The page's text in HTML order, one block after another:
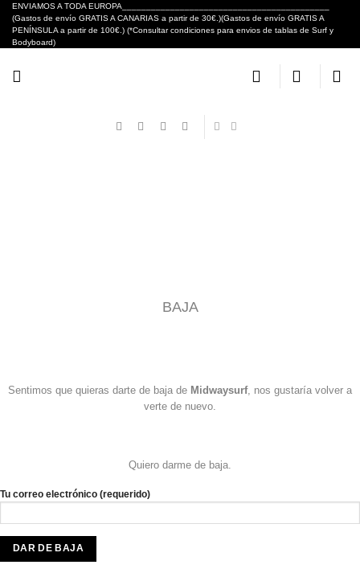
Skip
content
ENVIAMOS A TODA EUROPA___________________________________________
(Gastos de envío GRATIS A CANARIAS a partir de 30€.)(Gastos de envío GRATIS A
PENÍNSULA a partir de 100€.) (*Consultar condiciones para envios de tablas de Surf y
Bodyboard)
BAJA
Sentimos que quieras darte de baja de Midwaysurf, nos gustaría volver a
verte de nuevo.
Quiero darme de baja.
Tu correo electrónico (requerido)